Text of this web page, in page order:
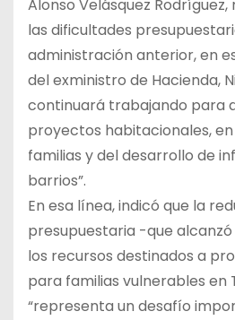
Alonso Velásquez
las dificultades
administración anterior, en
del exministro de Hacienda,
continuará trabajando para
proyectos habitacionales,
familias y del desarrollo de
barrios”.
En esa línea, indicó que la
presupuestaria -que alcanzó
los recursos destinados a
para familias vulnerables en
“representa un desafío